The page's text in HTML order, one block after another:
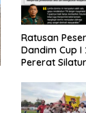
Ratusan
Dandim Cup
Pererat